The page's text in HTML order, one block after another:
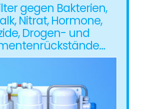
gegen Bakterien,
Nitrat, Hormone,
Drogen- und